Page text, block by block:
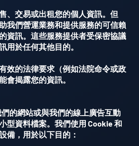
、交易或出租您的個人資訊。但
我們營運業務和提供服務的可信賴
資訊。這些服務提供者受保密協議
用於任何其他目的。
效的法律要求（例如法院命令或政
會揭露您的資訊。
的網站或與我們的線上廣告互動
型資料檔案。我們使用 Cookie 和
備，用於以下目的：